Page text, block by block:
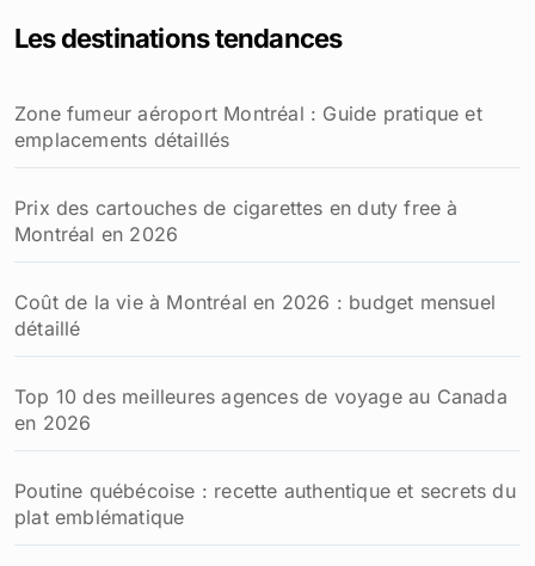
Les destinations tendances
Zone fumeur aéroport Montréal : Guide pratique et
emplacements détaillés
Prix des cartouches de cigarettes en duty free à
Montréal en 2026
Coût de la vie à Montréal en 2026 : budget mensuel
détaillé
Top 10 des meilleures agences de voyage au Canada
en 2026
Poutine québécoise : recette authentique et secrets du
plat emblématique